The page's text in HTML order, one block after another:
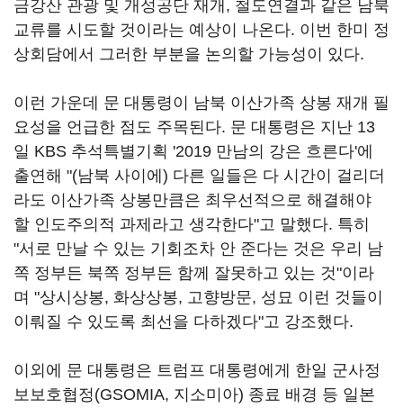
금강산 관광 및 개성공단 재개, 철도연결과 같은 남북
교류를 시도할 것이라는 예상이 나온다. 이번 한미 정
상회담에서 그러한 부분을 논의할 가능성이 있다.
이런 가운데 문 대통령이 남북 이산가족 상봉 재개 필
요성을 언급한 점도 주목된다. 문 대통령은 지난 13
일 KBS 추석특별기획 '2019 만남의 강은 흐른다'에
출연해 "(남북 사이에) 다른 일들은 다 시간이 걸리더
라도 이산가족 상봉만큼은 최우선적으로 해결해야
할 인도주의적 과제라고 생각한다"고 말했다. 특히
"서로 만날 수 있는 기회조차 안 준다는 것은 우리 남
쪽 정부든 북쪽 정부든 함께 잘못하고 있는 것"이라
며 "상시상봉, 화상상봉, 고향방문, 성묘 이런 것들이
이뤄질 수 있도록 최선을 다하겠다"고 강조했다.
이외에 문 대통령은 트럼프 대통령에게 한일 군사정
보보호협정(GSOMIA, 지소미아) 종료 배경 등 일본